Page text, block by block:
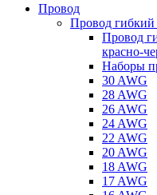
Провод
Провод
Провод
красно-
Наборы
30 AWG
28 AWG
26 AWG
24 AWG
22 AWG
20 AWG
18 AWG
17 AWG